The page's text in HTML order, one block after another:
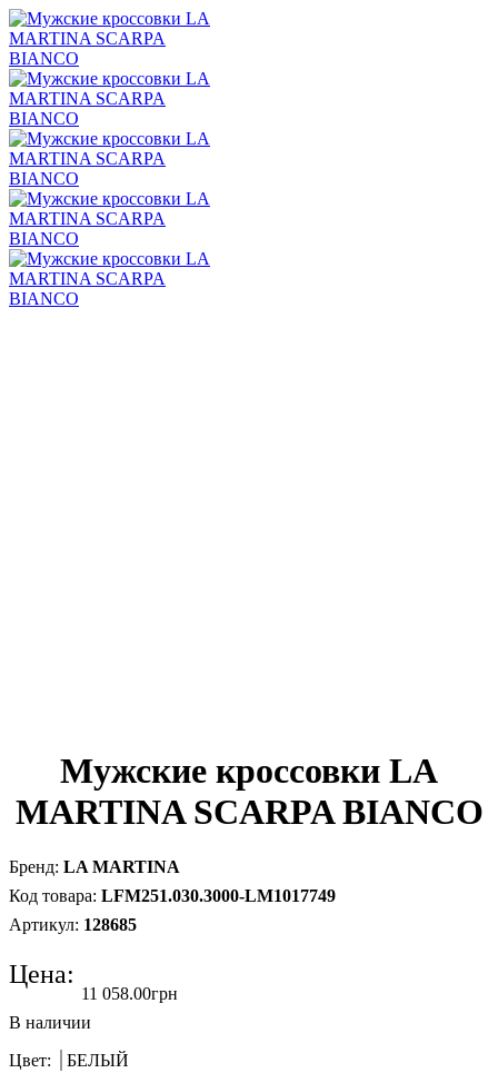
Мужские кроссовки LA
MARTINA SCARPA BIANCO
LA MARTINA
LFM251.030.3000-LM1017749
128685
Цена:
11 058.00грн
Цвет:
БЕЛЫЙ